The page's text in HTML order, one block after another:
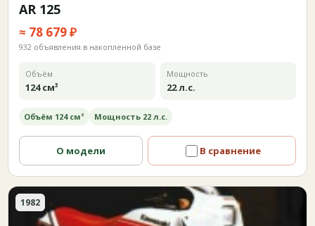
AR 125
≈ 78 679 ₽
932 объявления в накопленной базе
Объём
124 см³
Мощность
22 л.с.
Объём 124 см³ Мощность 22 л.с.
О модели В сравнение
1982